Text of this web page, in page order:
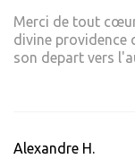
Merci de tout
divine providence
son depart vers
Alexandre H.